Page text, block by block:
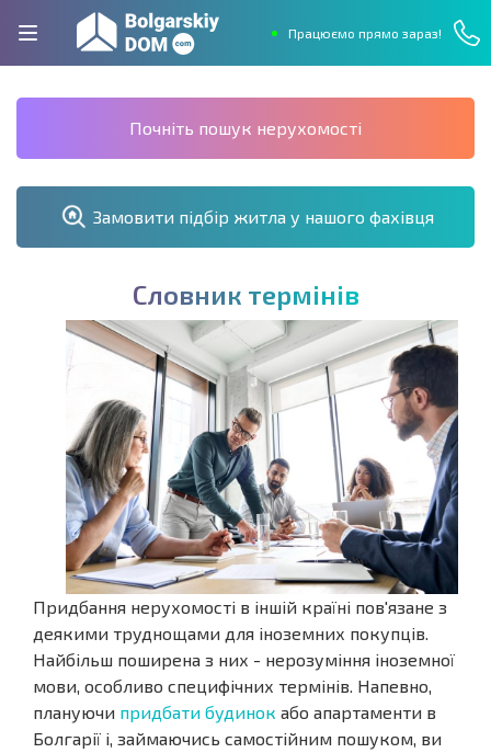
Працюємо прямо зараз!
Почніть пошук нерухомості
Замовити підбір житла у нашого фахівця
Словник термінів
Придбання нерухомості в іншій країні пов'язане з
деякими труднощами для іноземних покупців.
Найбільш поширена з них - нерозуміння іноземної
мови, особливо специфічних термінів. Напевно,
плануючи придбати будинок або апартаменти в
Болгарії і, займаючись самостійним пошуком, ви